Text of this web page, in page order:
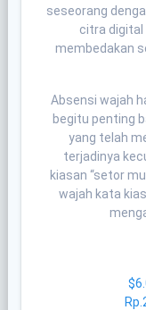
seseorang
citra digital
membedakan
Absensi wajah
begitu penting
yang telah
terjadinya
kiasan “setor
wajah kata